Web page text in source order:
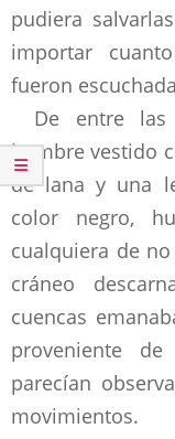
pudiera
importar
fueron
De entre las
hombre vestido
de lana y una
color negro,
cualquiera de
cráneo
cuencas
proveniente
parecían
movimientos.